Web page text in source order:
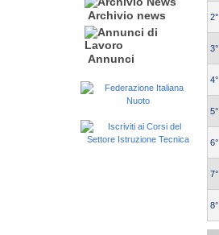
Archivio news
Annunci
2°
3°
4°
5°
6°
7°
8°